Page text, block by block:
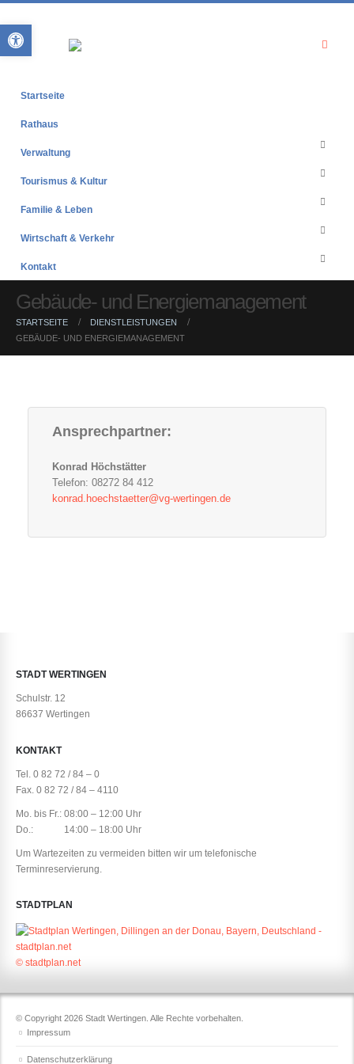
Startseite
Rathaus
Verwaltung
Tourismus & Kultur
Familie & Leben
Wirtschaft & Verkehr
Kontakt
Gebäude- und Energiemanagement
STARTSEITE
DIENSTLEISTUNGEN
GEBÄUDE- UND ENERGIEMANAGEMENT
Ansprechpartner:
Konrad Höchstätter
Telefon: 08272 84 412
konrad.hoechstaetter@vg-wertingen.de
STADT WERTINGEN
Schulstr. 12
86637 Wertingen
KONTAKT
Tel. 0 82 72 / 84 – 0
Fax. 0 82 72 / 84 – 4110
Mo. bis Fr.: 08:00 – 12:00 Uhr
Do.: 14:00 – 18:00 Uhr
Um Wartezeiten zu vermeiden bitten wir um telefonische
Terminreservierung.
STADTPLAN
© stadtplan.net
© Copyright 2026 Stadt Wertingen. Alle Rechte vorbehalten.
Impressum
Datenschutzerklärung
Open toolbar